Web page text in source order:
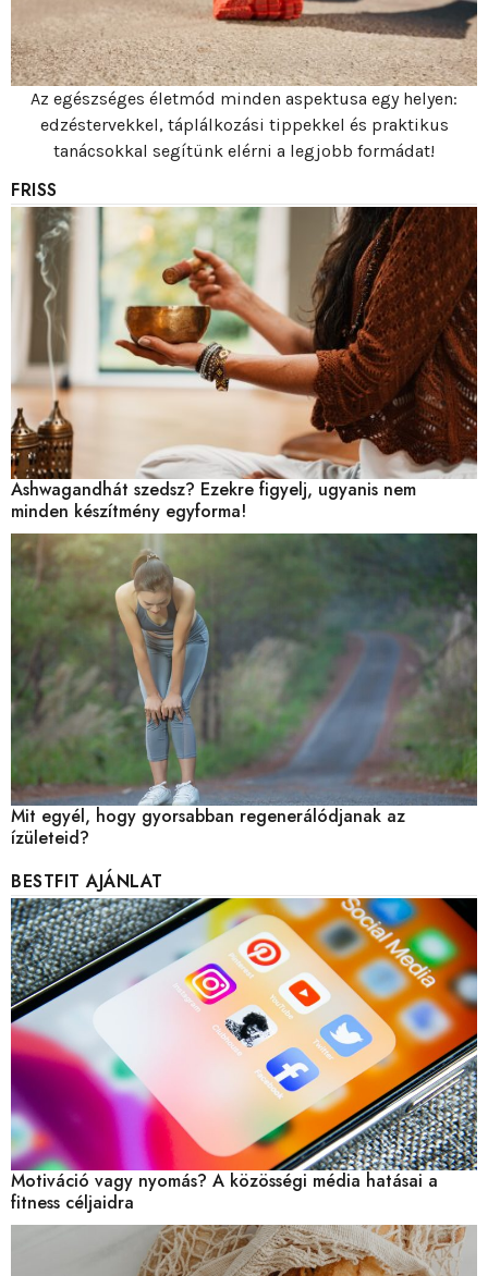
Az egészséges életmód minden aspektusa egy helyen:
edzéstervekkel, táplálkozási tippekkel és praktikus
tanácsokkal segítünk elérni a legjobb formádat!
FRISS
Ashwagandhát szedsz? Ezekre figyelj, ugyanis nem
minden készítmény egyforma!
Mit egyél, hogy gyorsabban regenerálódjanak az
ízületeid?
BESTFIT AJÁNLAT
Motiváció vagy nyomás? A közösségi média hatásai a
fitness céljaidra